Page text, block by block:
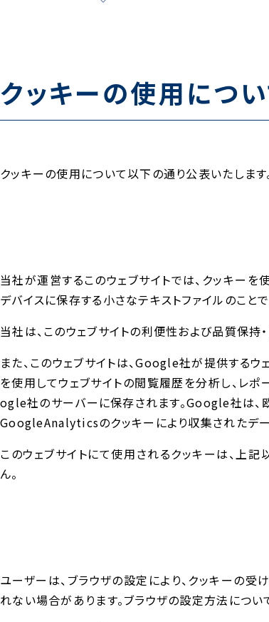
クッキーの使用につ
クッキーの使用について以下の通り公表いたします
当社が運営するこのウェブサイトでは、クッキーを
デバイスに保存する小さなテキストファイルのことで
当社は、このウェブサイトの利便性および品質保持
また、このウェブサイトは、Google社が提供す
を使用してウェブサイトの閲覧履歴を分析し、レ
ogle社のサーバーに保存されます。Google社は、
GoogleAnalyticsのクッキーにより収集されたデ
このウェブサイトにて使用されるクッキーは、上
ん。
ユーザーは、ブラウザの設定により、クッキーの
れない場合があります。ブラウザの設定方法につ